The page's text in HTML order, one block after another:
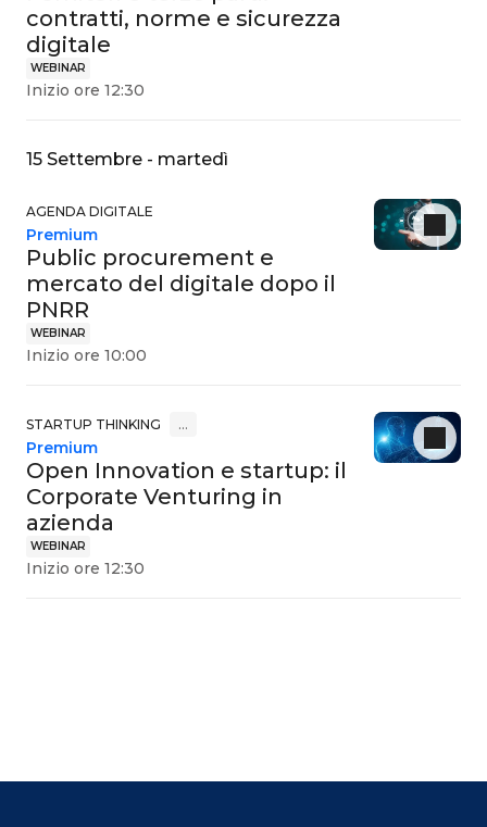
WEBINAR
contratti, norme e sicurezza
digitale
Inizio ore 12:30
15 Settembre - martedì
AGENDA DIGITALE
WEBINAR
Public procurement e
mercato del digitale dopo il
PNRR
Premium
Inizio ore 10:00
STARTUP THINKING …
WEBINAR
Open Innovation e startup: il
Corporate Venturing in
azienda
Premium
Inizio ore 12:30